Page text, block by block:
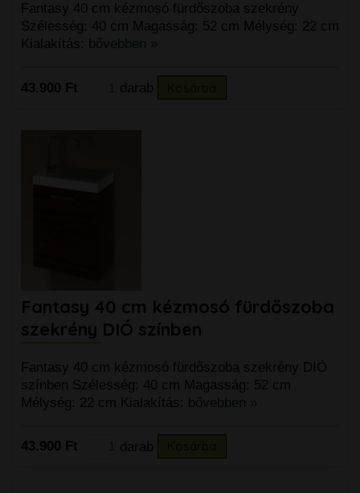
Fantasy 40 cm kézmosó fürdőszoba szekrény
Szélesség: 40 cm Magasság: 52 cm Mélység: 22 cm
Kialakítás:
bővebben »
43.900 Ft darab
Fantasy 40 cm kézmosó fürdőszoba
szekrény DIÓ színben
Fantasy 40 cm kézmosó fürdőszoba szekrény DIÓ
színben Szélesség: 40 cm Magasság: 52 cm
Mélység: 22 cm Kialakítás: bővebben »
43.900 Ft darab